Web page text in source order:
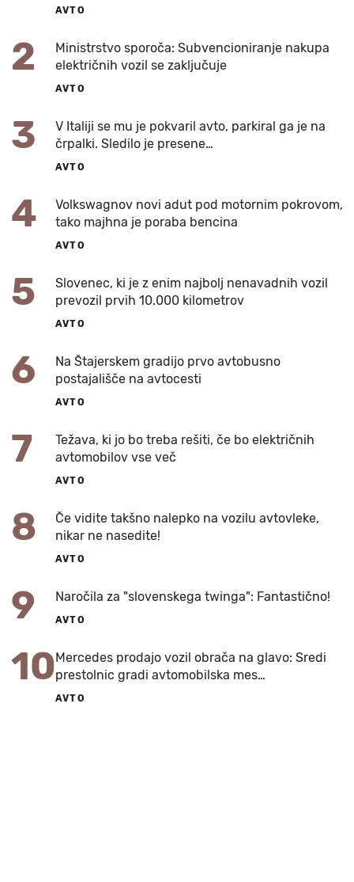
AVTO
2
Ministrstvo sporoča: Subvencioniranje nakupa
električnih vozil se zaključuje
AVTO
3
V Italiji se mu je pokvaril avto, parkiral ga je na
črpalki. Sledilo je presene…
AVTO
4
Volkswagnov novi adut pod motornim pokrovom,
tako majhna je poraba bencina
AVTO
5
Slovenec, ki je z enim najbolj nenavadnih vozil
prevozil prvih 10.000 kilometrov
AVTO
6
Na Štajerskem gradijo prvo avtobusno
postajališče na avtocesti
AVTO
7
Težava, ki jo bo treba rešiti, če bo električnih
avtomobilov vse več
AVTO
8
Če vidite takšno nalepko na vozilu avtovleke,
nikar ne nasedite!
AVTO
9 Naročila za "slovenskega twinga": Fantastično!
AVTO
10 Mercedes prodajo vozil obrača na glavo: Sredi
prestolnic gradi avtomobilska mes…
AVTO